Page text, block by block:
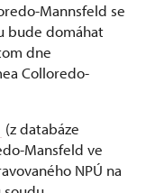
Mannsfeld se
bude domáhat
dne
Colloredo-
(z databáze
Mansfeld ve
NPÚ na